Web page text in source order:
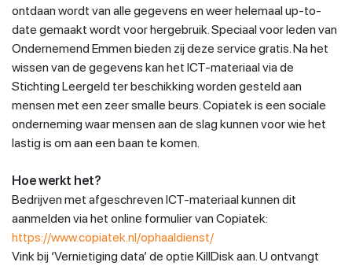
ontdaan wordt van alle gegevens en weer helemaal up-to-
date gemaakt wordt voor hergebruik. Speciaal voor leden van
Ondernemend Emmen bieden zij deze service gratis. Na het
wissen van de gegevens kan het ICT-materiaal via de
Stichting Leergeld ter beschikking worden gesteld aan
mensen met een zeer smalle beurs. Copiatek is een sociale
onderneming waar mensen aan de slag kunnen voor wie het
lastig is om aan een baan te komen.
Hoe werkt het?
Bedrijven met afgeschreven ICT-materiaal kunnen dit
aanmelden via het online formulier van Copiatek:
https://www.copiatek.nl/ophaaldienst/
Vink bij ‘Vernietiging data’ de optie KillDisk aan. U ontvangt